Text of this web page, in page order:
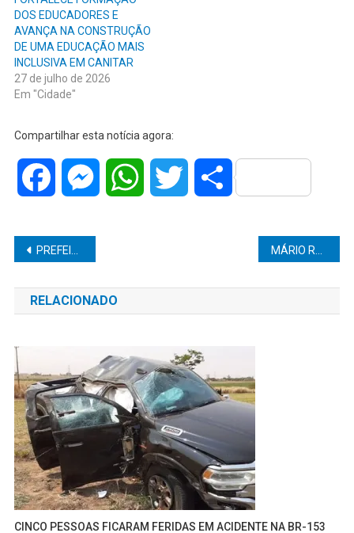
DOS EDUCADORES E
AVANÇA NA CONSTRUÇÃO
DE UMA EDUCAÇÃO MAIS
INCLUSIVA EM CANITAR
27 de julho de 2026
Em "Cidade"
Compartilhar esta notícia agora:
Facebook MessengerWhatsAppTwitter Share
Navegação
de
Post
PREFEITO DIOGO CESCHIM DESTACA INVESTIMENTO EM LEITURA: BIBLIOTECA DE POMPEIA TERÁ PROGRAMAÇÃO CULTURAL POR 22 MESES
RELACIONADO
CINCO PESSOAS FICARAM FERIDAS EM ACIDENTE NA BR-153